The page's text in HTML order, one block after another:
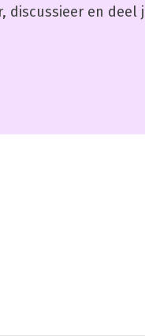
discussieer en deel